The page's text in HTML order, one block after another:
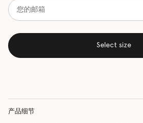
Select size
产品细节